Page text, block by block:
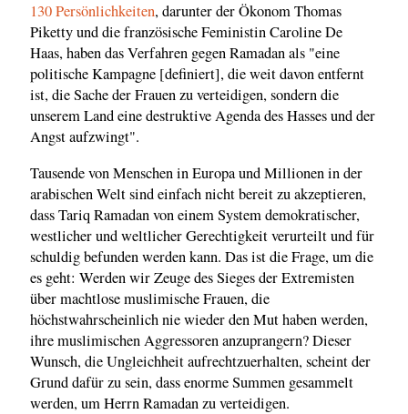
130 Persönlichkeiten, darunter der Ökonom Thomas
Piketty und die französische Feministin Caroline De
Haas, haben das Verfahren gegen Ramadan als "eine
politische Kampagne [definiert], die weit davon entfernt
ist, die Sache der Frauen zu verteidigen, sondern die
unserem Land eine destruktive Agenda des Hasses und der
Angst aufzwingt".
Tausende von Menschen in Europa und Millionen in der
arabischen Welt sind einfach nicht bereit zu akzeptieren,
dass Tariq Ramadan von einem System demokratischer,
westlicher und weltlicher Gerechtigkeit verurteilt und für
schuldig befunden werden kann. Das ist die Frage, um die
es geht: Werden wir Zeuge des Sieges der Extremisten
über machtlose muslimische Frauen, die
höchstwahrscheinlich nie wieder den Mut haben werden,
ihre muslimischen Aggressoren anzuprangern? Dieser
Wunsch, die Ungleichheit aufrechtzuerhalten, scheint der
Grund dafür zu sein, dass enorme Summen gesammelt
werden, um Herrn Ramadan zu verteidigen.